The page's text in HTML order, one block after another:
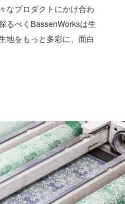
なプロダクトにかけ合わ
るべくBassenWorksは生
地をもっと多彩に、面白